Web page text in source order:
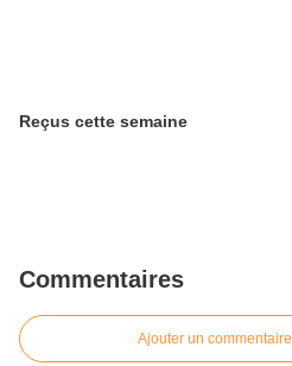
Reçus cette semaine
Commentaires
Ajouter un commentaire